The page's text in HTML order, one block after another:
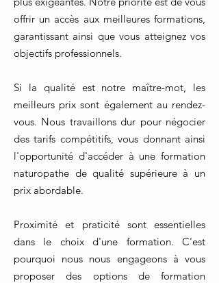
offrir un accès aux meilleures formations,
garantissant ainsi que vous atteignez vos
objectifs professionnels.
Si la qualité est notre maître-mot, les
meilleurs prix sont également au rendez-
vous. Nous travaillons dur pour négocier
des tarifs compétitifs, vous donnant ainsi
l'opportunité d'accéder à une formation
naturopathe de qualité supérieure à un
prix abordable.
Proximité et praticité sont essentielles
dans le choix d'une formation. C'est
pourquoi nous nous engageons à vous
proposer des options de formation